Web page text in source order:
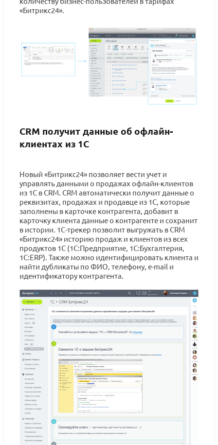
«Битрикс24».
CRM получит данные об офлайн-
клиентах из 1С
Новый «Битрикс24» позволяет вести учет и
управлять данными о продажах офлайн-клиентов
из 1С в CRM. CRM автоматически получит данные о
реквизитах, продажах и продавце из 1С, которые
заполнены в карточке контрагента, добавит в
карточку клиента данные о контрагенте и сохранит
в истории. 1С-трекер позволит выгружать в CRM
«Битрикс24» историю продаж и клиентов из всех
продуктов 1С (1С:Предприятие, 1С:Бухгалтерия,
1С:ERP). Также можно идентифицировать клиента и
найти дубликаты по ФИО, телефону, e-mail и
идентификатору контрагента.